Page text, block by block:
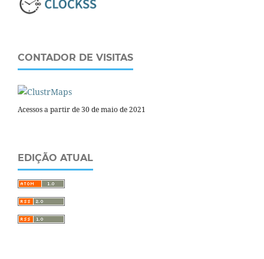
CONTADOR DE VISITAS
Acessos a partir de 30 de maio de 2021
EDIÇÃO ATUAL